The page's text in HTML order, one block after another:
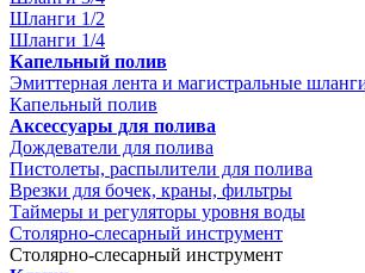
Шланги 1/2
Шланги 1/4
Капельный полив
Эмиттерная лента и магистральные
Капельный полив
Аксессуары для полива
Дождеватели для полива
Пистолеты, распылители для полива
Врезки для бочек, краны, фильтры
Таймеры и регуляторы уровня воды
Столярно-слесарный инструмент
Столярно-слесарный инструмент